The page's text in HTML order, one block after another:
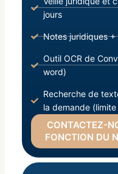
jours
Notes juridiques
Outil OCR de
word)
Recherche de
la demande
CONTACTEZ-
FONCTION DU